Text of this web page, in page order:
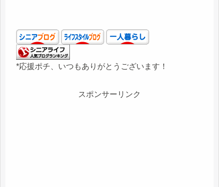
*応援ポチ、いつもありがとうございます！
スポンサーリンク